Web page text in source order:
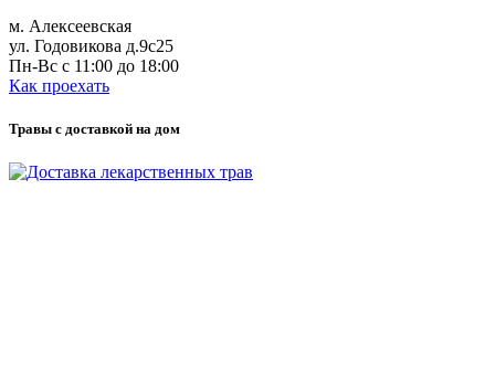
м. Алексеевская
ул. Годовикова д.9с25
Пн-Вс с 11:00 до 18:00
Как проехать
Травы с доставкой на дом